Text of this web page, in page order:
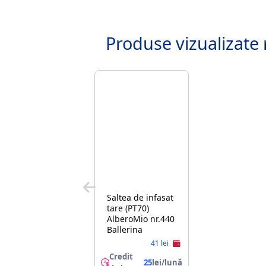
Produse vizualizate
Saltea de infasat
tare (PT70)
AlberoMio nr.440
Ballerina
41 lei
Credit
25lei/lună